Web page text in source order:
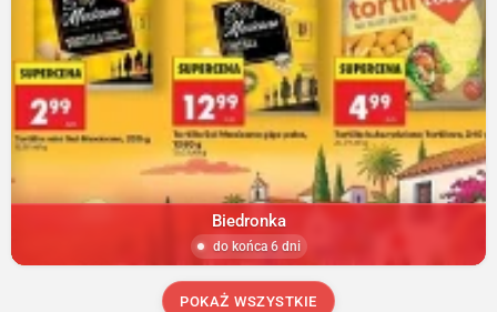
Biedronka
do końca 6 dni
POKAŻ WSZYSTKIE